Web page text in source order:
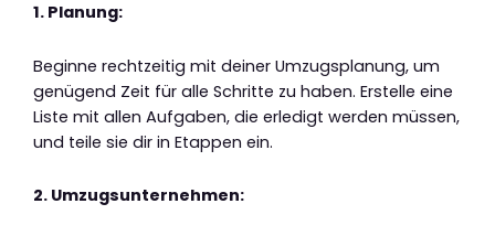
1. Planung:
Beginne rechtzeitig mit deiner Umzugsplanung, um
genügend Zeit für alle Schritte zu haben. Erstelle eine
Liste mit allen Aufgaben, die erledigt werden müssen,
und teile sie dir in Etappen ein.
2. Umzugsunternehmen: